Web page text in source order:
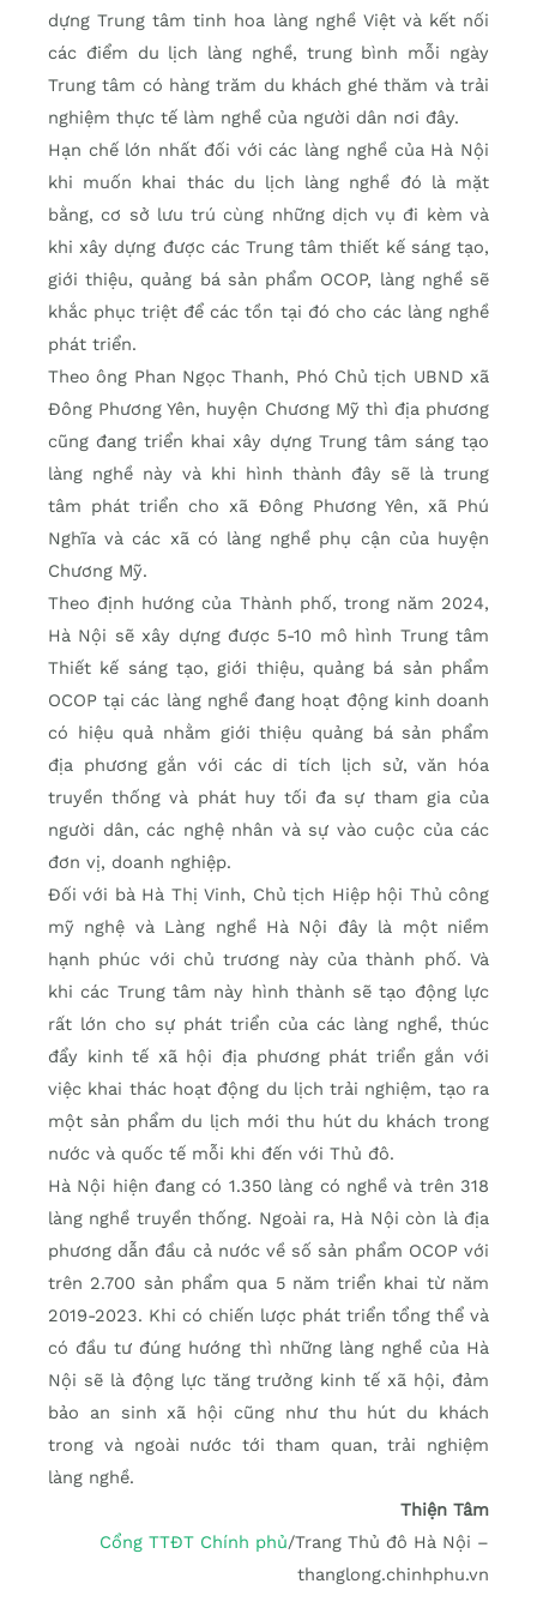
dựng Trung tâm tinh hoa làng nghề Việt và kết nối
các điểm du lịch làng nghề, trung bình mỗi ngày
Trung tâm có hàng trăm du khách ghé thăm và trải
nghiệm thực tế làm nghề của người dân nơi đây.
Hạn chế lớn nhất đối với các làng nghề của Hà Nội
khi muốn khai thác du lịch làng nghề đó là mặt
bằng, cơ sở lưu trú cùng những dịch vụ đi kèm và
khi xây dựng được các Trung tâm thiết kế sáng tạo,
giới thiệu, quảng bá sản phẩm OCOP, làng nghề sẽ
khắc phục triệt để các tồn tại đó cho các làng nghề
phát triển.
Theo ông Phan Ngọc Thanh, Phó Chủ tịch UBND xã
Đông Phương Yên, huyện Chương Mỹ thì địa phương
cũng đang triển khai xây dựng Trung tâm sáng tạo
làng nghề này và khi hình thành đây sẽ là trung
tâm phát triển cho xã Đông Phương Yên, xã Phú
Nghĩa và các xã có làng nghề phụ cận của huyện
Chương Mỹ.
Theo định hướng của Thành phố, trong năm 2024,
Hà Nội sẽ xây dựng được 5-10 mô hình Trung tâm
Thiết kế sáng tạo, giới thiệu, quảng bá sản phẩm
OCOP tại các làng nghề đang hoạt động kinh doanh
có hiệu quả nhằm giới thiệu quảng bá sản phẩm
địa phương gắn với các di tích lịch sử, văn hóa
truyền thống và phát huy tối đa sự tham gia của
người dân, các nghệ nhân và sự vào cuộc của các
đơn vị, doanh nghiệp.
Đối với bà Hà Thị Vinh, Chủ tịch Hiệp hội Thủ công
mỹ nghệ và Làng nghề Hà Nội đây là một niềm
hạnh phúc với chủ trương này của thành phố. Và
khi các Trung tâm này hình thành sẽ tạo động lực
rất lớn cho sự phát triển của các làng nghề, thúc
đẩy kinh tế xã hội địa phương phát triển gắn với
việc khai thác hoạt động du lịch trải nghiệm, tạo ra
một sản phẩm du lịch mới thu hút du khách trong
nước và quốc tế mỗi khi đến với Thủ đô.
Hà Nội hiện đang có 1.350 làng có nghề và trên 318
làng nghề truyền thống. Ngoài ra, Hà Nội còn là địa
phương dẫn đầu cả nước về số sản phẩm OCOP với
trên 2.700 sản phẩm qua 5 năm triển khai từ năm
2019-2023. Khi có chiến lược phát triển tổng thể và
có đầu tư đúng hướng thì những làng nghề của Hà
Nội sẽ là động lực tăng trưởng kinh tế xã hội, đảm
bảo an sinh xã hội cũng như thu hút du khách
trong và ngoài nước tới tham quan, trải nghiệm
làng nghề.
Thiện Tâm
Cổng TTĐT Chính phủ/Trang Thủ đô Hà Nội –
thanglong.chinhphu.vn